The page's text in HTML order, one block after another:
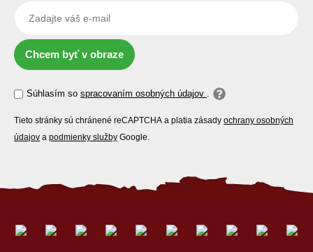
Chcem byť v obraze
Súhlasím so spracovaním osobných údajov .
Tieto stránky sú chránené reCAPTCHA a platia zásady ochrany osobných
údajov a podmienky služby Google.